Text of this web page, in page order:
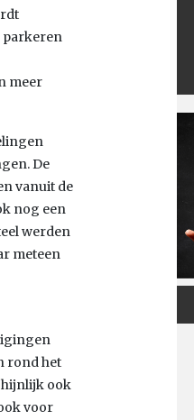
parkeren
meer
De
vanuit de
nog een
werden
meteen
rond het
ook
voor